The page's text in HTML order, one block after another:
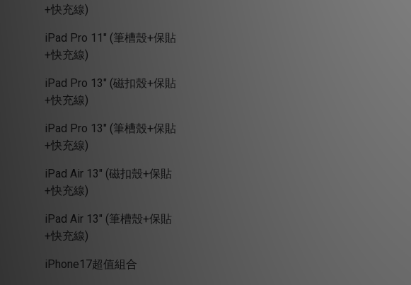
+快充線)
iPad Pro 11" (筆槽殼+保貼
+快充線)
iPad Pro 13" (磁扣殼+保貼
+快充線)
iPad Pro 13" (筆槽殼+保貼
+快充線)
iPad Air 13" (磁扣殼+保貼
+快充線)
iPad Air 13" (筆槽殼+保貼
+快充線)
iPhone17超值組合